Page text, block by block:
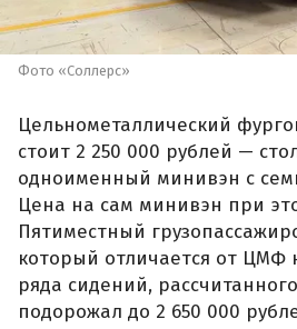
Фото «Соллерс»
Цельнометаллический
стоит 2 250 000 рублей —
одноименный минивэн с
Цена на сам минивэн при
Пятиместный
который отличается от ЦМФ
ряда сидений,
подорожал до 2 650 000